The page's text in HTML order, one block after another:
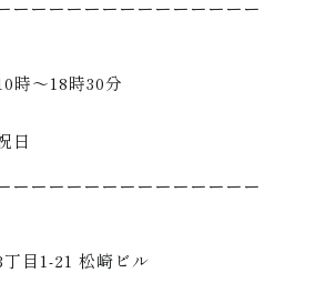
ーーーーーーーーーーーーーー
時〜18時30分
日
ーーーーーーーーーーーーーー
目1-21 松崎ビル